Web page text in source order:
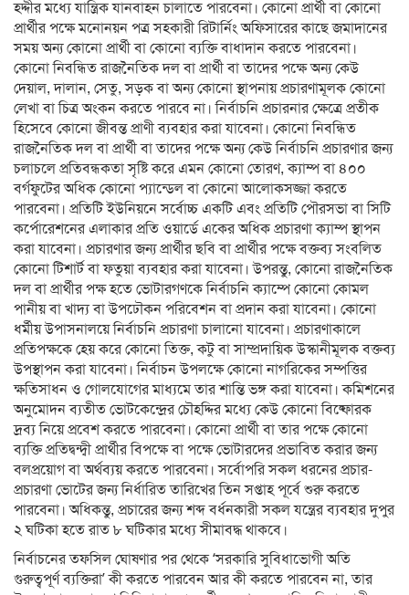
হদ্দীর মধ্যে যান্ত্রিক যানবাহন চালাতে পারবেনা। কোনো প্রার্থী বা কোনো
প্রার্থীর পক্ষে মনোনয়ন পত্র সহকারী রিটার্নিং অফিসারের কাছে জমাদানের
সময় অন্য কোনো প্রার্থী বা কোনো ব্যক্তি বাধাদান করতে পারবেনা।
কোনো নিবন্ধিত রাজনৈতিক দল বা প্রার্থী বা তাদের পক্ষে অন্য কেউ
দেয়াল, দালান, সেতু, সড়ক বা অন্য কোনো স্থাপনায় প্রচারণামূলক কোনো
লেখা বা চিত্র অংকন করতে পারবে না। নির্বাচনি প্রচারনার ক্ষেত্রে প্রতীক
হিসেবে কোনো জীবন্ত প্রাণী ব্যবহার করা যাবেনা। কোনো নিবন্ধিত
রাজনৈতিক দল বা প্রার্থী বা তাদের পক্ষে অন্য কেউ নির্বাচনি প্রচারণার জন্য
চলাচলে প্রতিবন্ধকতা সৃষ্টি করে এমন কোনো তোরণ, ক্যাম্প বা ৪০০
বর্গফুটের অধিক কোনো প্যান্ডেল বা কোনো আলোকসজ্জা করতে
পারবেনা। প্রতিটি ইউনিয়নে সর্বোচ্চ একটি এবং প্রতিটি পৌরসভা বা সিটি
কর্পোরেশনের এলাকার প্রতি ওয়ার্ডে একের অধিক প্রচারণা ক্যাম্প স্থাপন
করা যাবেনা। প্রচারণার জন্য প্রার্থীর ছবি বা প্রার্থীর পক্ষে বক্তব্য সংবলিত
কোনো টিশার্ট বা ফতুয়া ব্যবহার করা যাবেনা। উপরন্তু, কোনো রাজনৈতিক
দল বা প্রার্থীর পক্ষ হতে ভোটারগণকে নির্বাচনি ক্যাম্পে কোনো কোমল
পানীয় বা খাদ্য বা উপঢৌকন পরিবেশন বা প্রদান করা যাবেনা। কোনো
ধর্মীয় উপাসনালয়ে নির্বাচনি প্রচারণা চালানো যাবেনা। প্রচারণাকালে
প্রতিপক্ষকে হেয় করে কোনো তিক্ত, কটু বা সাম্প্রদায়িক উস্কানীমূলক বক্তব্য
উপস্থাপন করা যাবেনা। নির্বাচন উপলক্ষে কোনো নাগরিকের সম্পত্তির
ক্ষতিসাধন ও গোলযোগের মাধ্যমে তার শান্তি ভঙ্গ করা যাবেনা। কমিশনের
অনুমোদন ব্যতীত ভোটকেন্দ্রের চৌহদ্দির মধ্যে কেউ কোনো বিষ্ফোরক
দ্রব্য নিয়ে প্রবেশ করতে পারবেনা। কোনো প্রার্থী বা তার পক্ষে কোনো
ব্যক্তি প্রতিদ্বন্দ্বী প্রার্থীর বিপক্ষে বা পক্ষে ভোটারদের প্রভাবিত করার জন্য
বলপ্রয়োগ বা অর্থব্যয় করতে পারবেনা। সর্বোপরি সকল ধরনের প্রচার-
প্রচারণা ভোটের জন্য নির্ধারিত তারিখের তিন সপ্তাহ পূর্বে শুরু করতে
পারবেনা। অধিকন্তু, প্রচারের জন্য শব্দ বর্ধনকারী সকল যন্ত্রের ব্যবহার দুপুর
২ ঘটিকা হতে রাত ৮ ঘটিকার মধ্যে সীমাবদ্ধ থাকবে।
নির্বাচনের তফসিল ঘোষণার পর থেকে ‘সরকারি সুবিধাভোগী অতি
গুরুত্বপূর্ণ ব্যক্তিরা’ কী করতে পারবেন আর কী করতে পারবেন না, তার